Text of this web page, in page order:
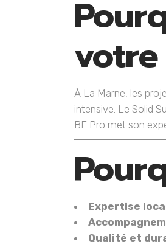
votre
À La Marne, les
intensive. Le Solid
BF Pro met son
Expertise
Qualité et